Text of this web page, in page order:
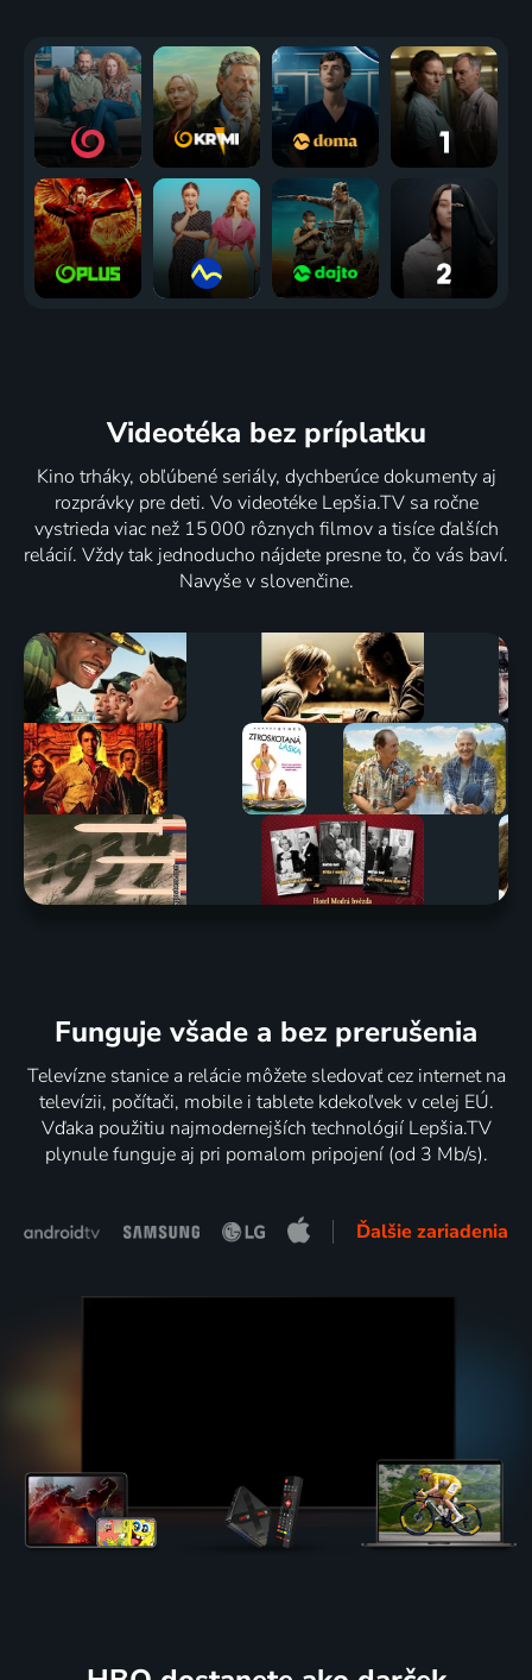
Videotéka bez príplatku
Kino trháky, obľúbené seriály, dychberúce dokumenty aj
rozprávky pre deti. Vo videotéke Lepšia.TV sa ročne
vystrieda viac než 15 000 rôznych filmov a tisíce ďalších
relácií. Vždy tak jednoducho nájdete presne to, čo vás baví.
Navyše v slovenčine.
Funguje všade a bez prerušenia
Televízne stanice a relácie môžete sledovať cez internet na
televízii, počítači, mobile i tablete kdekoľvek v celej EÚ.
Vďaka použitiu najmodernejších technológií Lepšia.TV
plynule funguje aj pri pomalom pripojení (od 3 Mb/s).
Ďalšie zariadenia